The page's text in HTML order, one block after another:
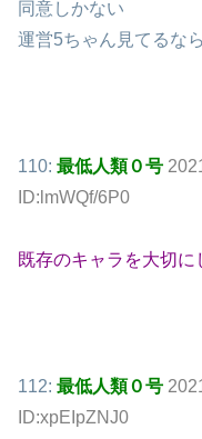
同意しかない
運営5ちゃん見てるな
110: 最低人類０号
ID:lmWQf/6P0
既存のキャラを大切
112: 最低人類０号
ID:xpEIpZNJ0